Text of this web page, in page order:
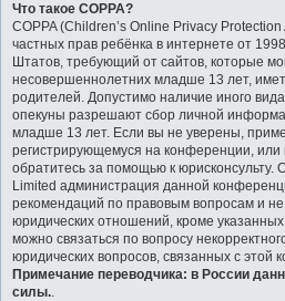
Что такое COPPA?
COPPA (Children’s Online Privacy
частных прав ребёнка в интернете от
Штатов, требующий от сайтов, которые
несовершеннолетних младше 13 лет,
родителей. Допустимо наличие иного
опекуны разрешают сбор личной
младше 13 лет. Если вы не уверены,
регистрирующемуся на конференции,
обратитесь за помощью к юрисконсульту.
Limited администрация данной
рекомендаций по правовым вопросам и
юридических отношений, кроме
можно связаться по вопросу
юридических вопросов, связанных с этой
Примечание переводчика: в России
силы..